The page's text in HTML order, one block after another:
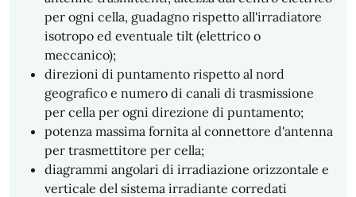
per ogni cella, guadagno rispetto all'irradiatore
isotropo ed eventuale tilt (elettrico o
meccanico);
direzioni di puntamento rispetto al nord
geografico e numero di canali di trasmissione
per cella per ogni direzione di puntamento;
potenza massima fornita al connettore d'antenna
per trasmettitore per cella;
diagrammi angolari di irradiazione orizzontale e
verticale del sistema irradiante corredati